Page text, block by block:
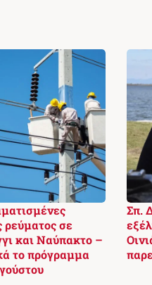
ρεύματος σε
και Ναύπακτο –
το πρόγραμμα
Σπ.